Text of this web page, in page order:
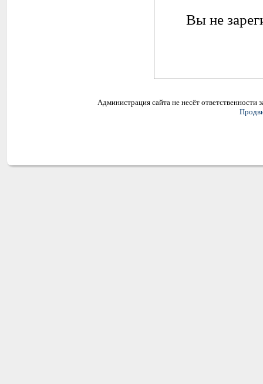
Вы не
Администрация сайта не несёт ответственности